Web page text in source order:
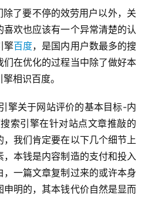
喜欢也应该有一个异常清楚的认
擎百度，是国内用户数最多的搜
在优化的过程当中除了做好本
相识百度。
索引擎在针对站点文章推敲的
我们肯定要在以下几个细节上
本钱是内容制造的支付和投入
一篇文章复制过来的或许本身
明的，其本钱代价自然是显而